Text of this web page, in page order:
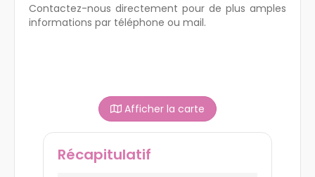
Contactez-nous directement pour de plus amples
informations par téléphone ou mail.
Afficher la carte
Récapitulatif